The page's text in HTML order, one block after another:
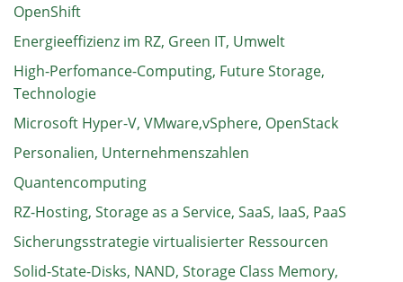
OpenShift
Energieeffizienz im RZ, Green IT, Umwelt
High-Perfomance-Computing, Future Storage,
Technologie
Microsoft Hyper-V, VMware,vSphere, OpenStack
Personalien, Unternehmenszahlen
Quantencomputing
RZ-Hosting, Storage as a Service, SaaS, IaaS, PaaS
Sicherungsstrategie virtualisierter Ressourcen
Solid-State-Disks, NAND, Storage Class Memory,